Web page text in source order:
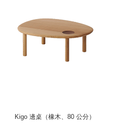
Kigo 邊桌（橡木、80 公分）